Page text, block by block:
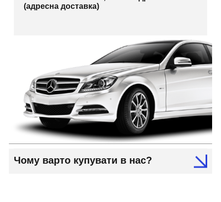
(адресна доставка)
Чому варто купувати в нас?